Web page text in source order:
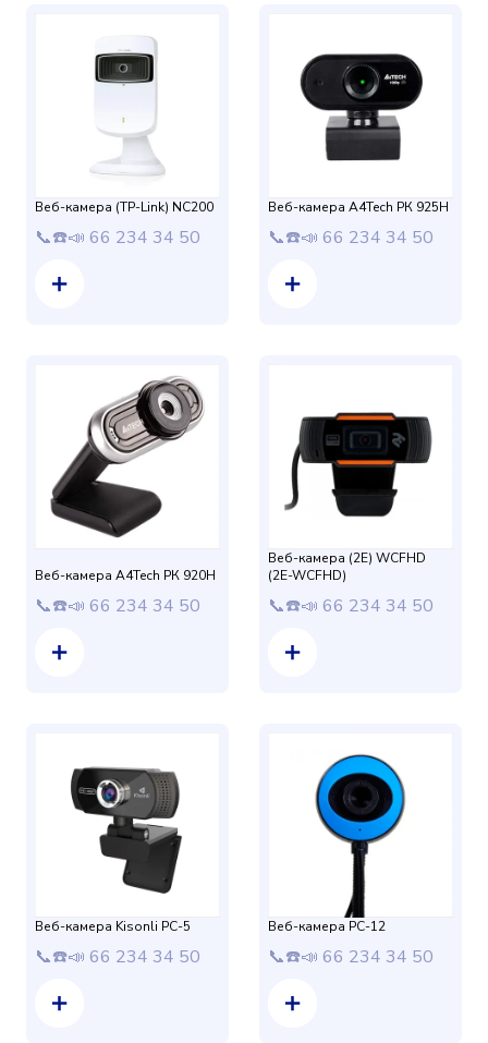
Веб-камера (TP-Link) NC200
📞☎️📣 66 234 34 50
Веб-камера A4Tech РК 925Н
📞☎️📣 66 234 34 50
Веб-камера A4Tech РК 920Н
📞☎️📣 66 234 34 50
Веб-камера (2E) WСFHD
(2E-WCFHD)
📞☎️📣 66 234 34 50
Веб-камера Kisonli PC-5
📞☎️📣 66 234 34 50
Веб-камера PC-12
📞☎️📣 66 234 34 50